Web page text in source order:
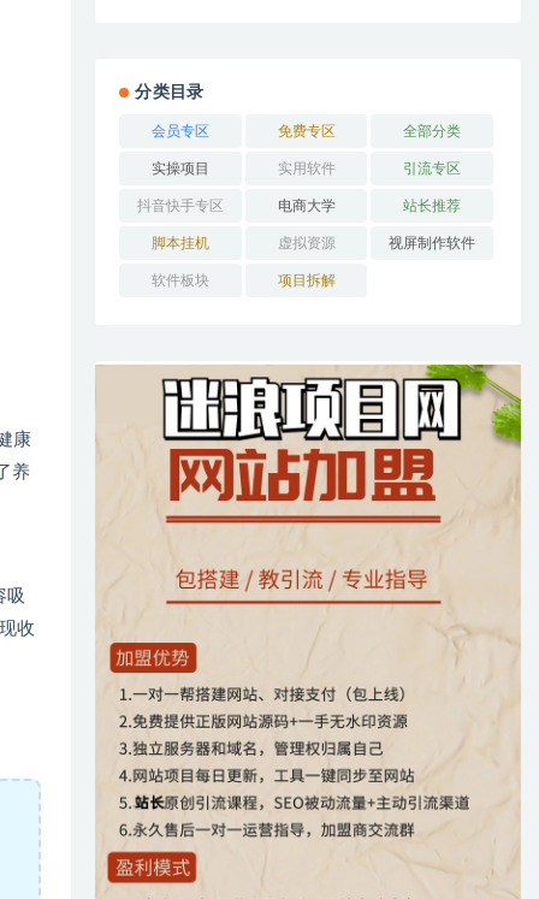
康
养
吸
收
分类目录
会员专区 免费专区 全部分类
实操项目 实用软件 引流专区
抖音快手专区 电商大学 站长推荐
脚本挂机 虚拟资源 视屏制作软件
软件板块 项目拆解